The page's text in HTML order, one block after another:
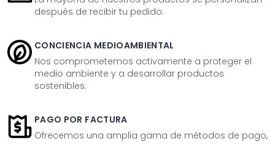
después de recibir tu pedido.
CONCIENCIA MEDIOAMBIENTAL
Nos comprometemos activamente a proteger el
medio ambiente y a desarrollar productos
sostenibles.
PAGO POR FACTURA
Ofrecemos una amplia gama de métodos de pago,